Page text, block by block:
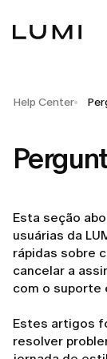
Help Center
Esta seção
usuárias da
rápidas sobre
cancelar a
com o suporte
Estes artigos
resolver